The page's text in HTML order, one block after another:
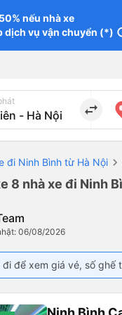
nếu nhà xe
dịch vụ vận chuyển (*)
import_export
đi Ninh Bình từ Hà Nội
8 nhà xe đi Ninh
06/08/2026
đi để xem giá vé, số